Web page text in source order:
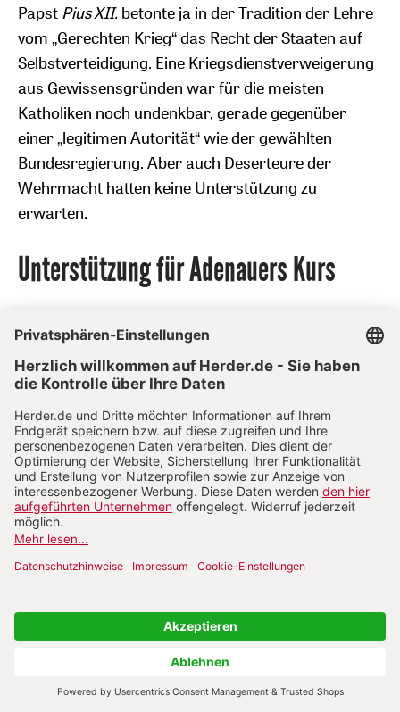
Papst Pius XII. betonte ja in der Tradition der Lehre
vom „Gerechten Krieg“ das Recht der Staaten auf
Selbstverteidigung. Eine Kriegsdienstverweigerung
aus Gewissensgründen war für die meisten
Katholiken noch undenkbar, gerade gegenüber
einer „legitimen Autorität“ wie der gewählten
Bundesregierung. Aber auch Deserteure der
Wehrmacht hatten keine Unterstützung zu
erwarten.
Unterstützung für Adenauers Kurs
Fünfzigerjahre grundsätzlich heikel, weil noch viele
Katholiken aus der DDR teilnahmen. Wer in
Westdeutschland nicht mit Adenauers Kurs
einverstanden war, hatte einen schweren Stand.
Klara Marie Faßbinder, Mitbegründerin der
„Westdeutschen Frauenfriedensbewegung“, warb
beispielsweise 1954 in Fulda für mehr Toleranz
gegenüber dem Kommunismus. Die Europapolitik
Konrad Adenauers führte ihrer Ansicht nach zur
„Verewigung“ der deutschen Spaltung. Sie wurde
suspendiert und als Stasi-Agentin verleumdet. Beim
vorerst letzten gesamtdeutschen Katholikentag
1958 gerieten sogar die 60 000 Teilnehmerinnen
der Frauen-Friedensmesse in Ostberlin in den